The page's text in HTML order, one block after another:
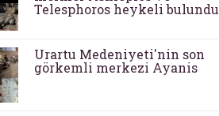
Telesphoros heykeli bulundu
Urartu Medeniyeti'nin son
görkemli merkezi Ayanis